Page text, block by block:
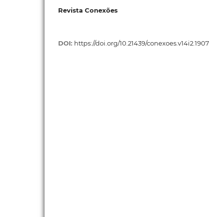
Revista Conexões
DOI: https://doi.org/10.21439/conexoes.v14i2.1907